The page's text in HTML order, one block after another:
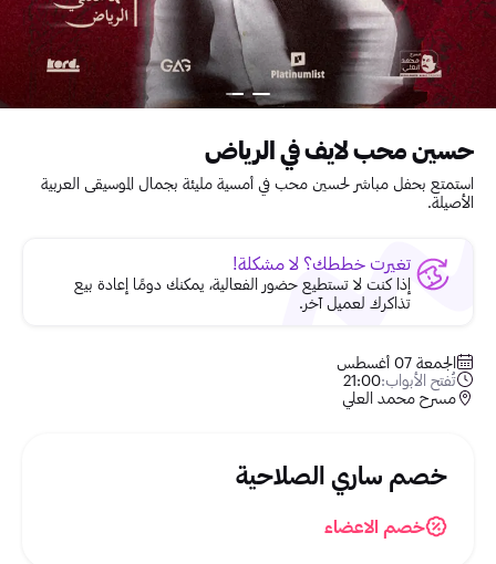
حسين محب لايف في الرياض
استمتع بحفل مباشر لحسين محب في أمسية مليئة بجمال الموسيقى العربية
الأصيلة.
تغيرت خططك؟ لا مشكلة!
إذا كنت لا تستطيع حضور الفعالية، يمكنك دومًا إعادة بيع
تذاكرك لعميل آخر.
الجمعة 07 أغسطس
تُفتح الأبواب:21:00
مسرح محمد العلي
خصم ساري الصلاحية
خصم الاعضاء